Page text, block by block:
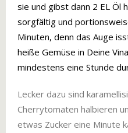
sie und gibst dann 2 EL Öl
sorgfältig und
Minuten, denn das Auge
heiße Gemüse in Deine
mindestens eine Stunde
Lecker dazu sind
Cherrytomaten halbieren
etwas Zucker eine Minute